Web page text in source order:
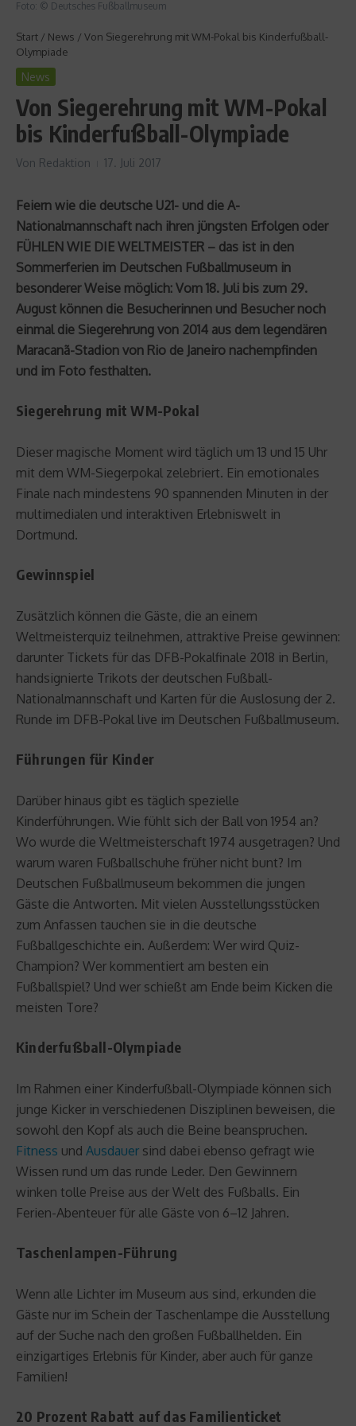
Foto: © Deutsches Fußballmuseum
Start / News / Von Siegerehrung mit WM-Pokal bis Kinderfußball-
Olympiade
News
Von Siegerehrung mit WM-Pokal
bis Kinderfußball-Olympiade
Von Redaktion 17. Juli 2017
Feiern wie die deutsche U21- und die A-
Nationalmannschaft nach ihren jüngsten Erfolgen oder
FÜHLEN WIE DIE WELTMEISTER – das ist in den
Sommerferien im Deutschen Fußballmuseum in
besonderer Weise möglich: Vom 18. Juli bis zum 29.
August können die Besucherinnen und Besucher noch
einmal die Siegerehrung von 2014 aus dem legendären
Maracanã-Stadion von Rio de Janeiro nachempfinden
und im Foto festhalten.
Siegerehrung mit WM-Pokal
Dieser magische Moment wird täglich um 13 und 15 Uhr
mit dem WM-Siegerpokal zelebriert. Ein emotionales
Finale nach mindestens 90 spannenden Minuten in der
multimedialen und interaktiven Erlebniswelt in
Dortmund.
Gewinnspiel
Zusätzlich können die Gäste, die an einem
Weltmeisterquiz teilnehmen, attraktive Preise gewinnen:
darunter Tickets für das DFB-Pokalfinale 2018 in Berlin,
handsignierte Trikots der deutschen Fußball-
Nationalmannschaft und Karten für die Auslosung der 2.
Runde im DFB-Pokal live im Deutschen Fußballmuseum.
Führungen für Kinder
Darüber hinaus gibt es täglich spezielle
Kinderführungen. Wie fühlt sich der Ball von 1954 an?
Wo wurde die Weltmeisterschaft 1974 ausgetragen? Und
warum waren Fußballschuhe früher nicht bunt? Im
Deutschen Fußballmuseum bekommen die jungen
Gäste die Antworten. Mit vielen Ausstellungsstücken
zum Anfassen tauchen sie in die deutsche
Fußballgeschichte ein. Außerdem: Wer wird Quiz-
Champion? Wer kommentiert am besten ein
Fußballspiel? Und wer schießt am Ende beim Kicken die
meisten Tore?
Kinderfußball-Olympiade
Im Rahmen einer Kinderfußball-Olympiade können sich
junge Kicker in verschiedenen Disziplinen beweisen, die
sowohl den Kopf als auch die Beine beanspruchen.
Fitness und Ausdauer sind dabei ebenso gefragt wie
Wissen rund um das runde Leder. Den Gewinnern
winken tolle Preise aus der Welt des Fußballs. Ein
Ferien-Abenteuer für alle Gäste von 6–12 Jahren.
Taschenlampen-Führung
Wenn alle Lichter im Museum aus sind, erkunden die
Gäste nur im Schein der Taschenlampe die Ausstellung
auf der Suche nach den großen Fußballhelden. Ein
einzigartiges Erlebnis für Kinder, aber auch für ganze
Familien!
20 Prozent Rabatt auf das Familienticket